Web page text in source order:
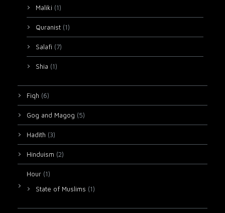
Maliki (1)
Quranist (1)
Salafi (7)
Shia (1)
Fiqh (6)
Gog and Magog (5)
Hadith (3)
Hinduism (2)
Hour (1)
State of Muslims (1)